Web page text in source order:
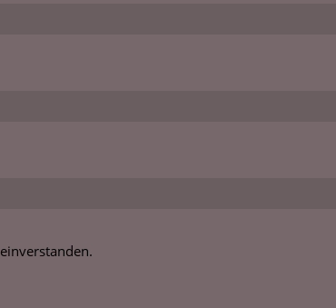
einverstanden.